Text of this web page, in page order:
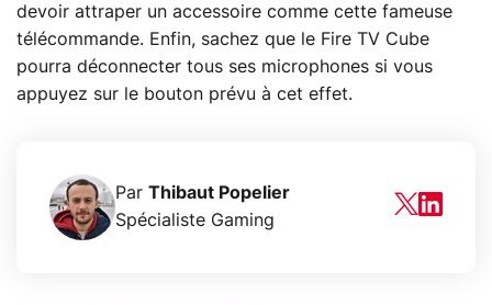
devoir attraper un accessoire comme cette fameuse
télécommande. Enfin, sachez que le Fire TV Cube
pourra déconnecter tous ses microphones si vous
appuyez sur le bouton prévu à cet effet.
Par Thibaut Popelier
Spécialiste Gaming